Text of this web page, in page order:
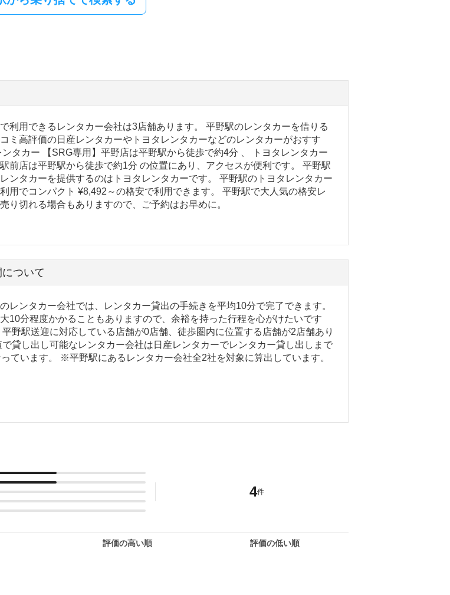
利用できるレンタカー会社は3店舗あります。 平野駅のレンタカーを借りる
ミ高評価の日産レンタカーやトヨタレンタカーなどのレンタカーがおすす
タカー 【SRG専用】平野店は平野駅から徒歩で約4分 、 トヨタレンタカー
前店は平野駅から徒歩で約1分 の位置にあり、アクセスが便利です。 平野駅
ンタカーを提供するのはトヨタレンタカーです。 平野駅のトヨタレンタカー
用でコンパクト ¥8,492～の格安で利用できます。 平野駅で大人気の格安レ
り切れる場合もありますので、ご予約はお早めに。
ついて
レンタカー会社では、レンタカー貸出の手続きを平均10分で完了できます。
10分程度かかることもありますので、余裕を持った行程を心がけたいです
平野駅送迎に対応している店舗が0店舗、徒歩圏内に位置する店舗が2店舗あり
で貸し出し可能なレンタカー会社は日産レンタカーでレンタカー貸し出しまで
ています。 ※平野駅にあるレンタカー会社全2社を対象に算出しています。
4件
評価の高い順 評価の低い順